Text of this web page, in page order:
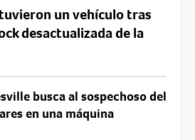
un vehículo tras
desactualizada de la
busca al sospechoso del
en una máquina